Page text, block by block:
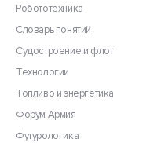
Робототехника
Словарь понятий
Судостроение и флот
Технологии
Топливо и энергетика
Форум Армия
Футурологика